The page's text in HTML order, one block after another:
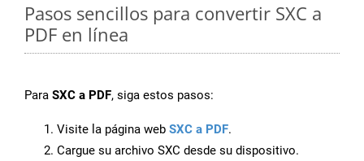
Pasos sencillos para convertir SXC a
PDF en línea
Para SXC a PDF, siga estos pasos:
Visite la página web SXC a PDF.
Cargue su archivo SXC desde su dispositivo.